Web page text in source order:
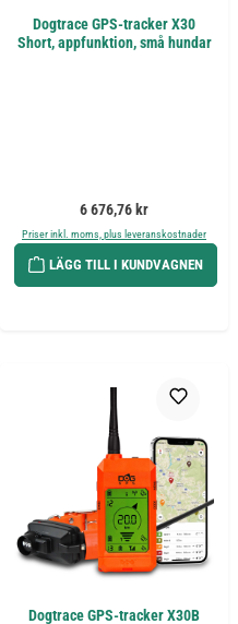
Dogtrace GPS-tracker X30
Short, appfunktion, små hundar
Ordinarie pris:
6 676,76 kr
Priser inkl. moms, plus leveranskostnader
LÄGG TILL I KUNDVAGNEN
Dogtrace GPS-tracker X30B